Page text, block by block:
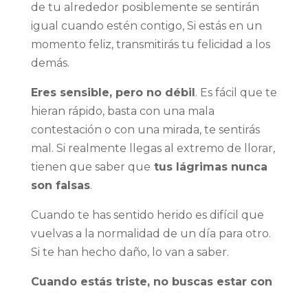
de tu alrededor posiblemente se sentirán
igual cuando estén contigo, Si estás en un
momento feliz, transmitirás tu felicidad a los
demás.
Eres sensible, pero no débil . Es fácil que te
hieran rápido, basta con una mala
contestación o con una mirada, te sentirás
mal. Si realmente llegas al extremo de llorar,
tienen que saber que tus lágrimas nunca
son falsas.
Cuando te has sentido herido es difícil que
vuelvas a la normalidad de un día para otro.
Si te han hecho daño, lo van a saber.
Cuando estás triste, no buscas estar con